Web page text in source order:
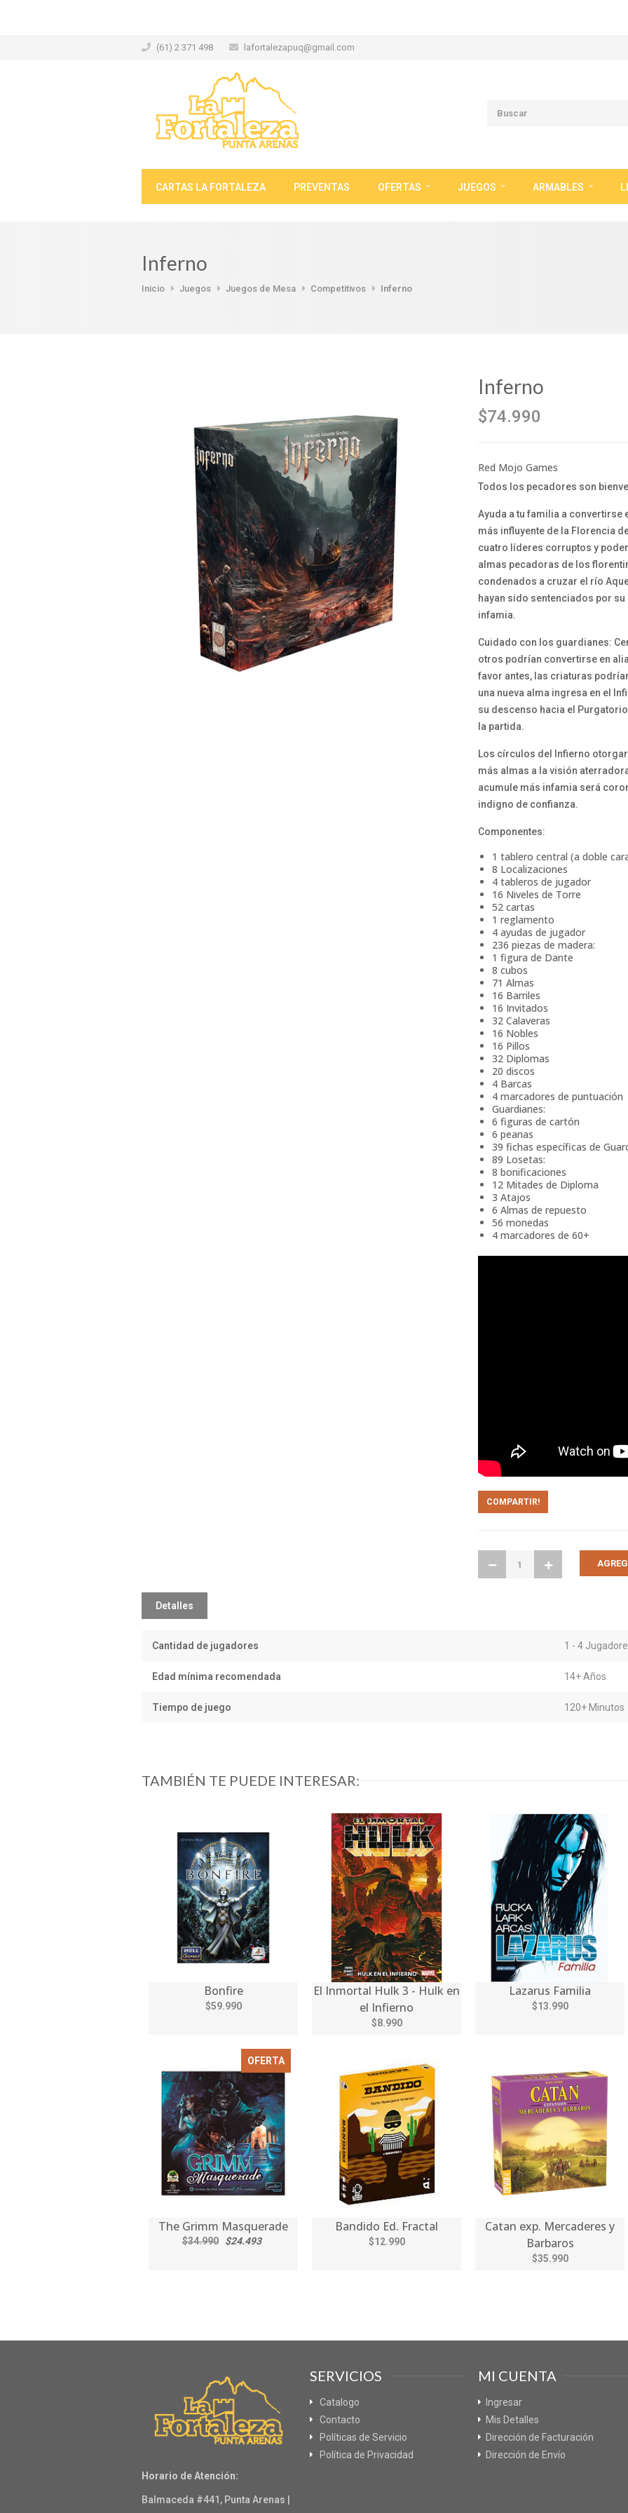
(61) 2 371 498 lafortalezapuq@gmail.com
CARTAS LA FORTALEZA PREVENTAS OFERTAS JUEGOS ARMABLES
Inferno
Inicio Juegos Juegos de Mesa Competitivos Inferno
Inferno
$74.990
Red Mojo Games
Todos los pecadores son
Ayuda a tu familia a convertirse
más influyente de la Florencia
cuatro líderes corruptos y
almas pecadoras de los
condenados a cruzar el río
hayan sido sentenciados por
infamia.
Cuidado con los guardianes:
otros podrían convertirse en
favor antes, las criaturas
una nueva alma ingresa en el
su descenso hacia el
la partida.
Los círculos del Infierno
más almas a la visión
acumule más infamia será
indigno de confianza.
Componentes:
1 tablero central (a doble
8 Localizaciones
4 tableros de jugador
16 Niveles de Torre
52 cartas
1 reglamento
4 ayudas de jugador
236 piezas de madera:
1 figura de Dante
8 cubos
71 Almas
16 Barriles
16 Invitados
32 Calaveras
16 Nobles
16 Pillos
32 Diplomas
20 discos
4 Barcas
4 marcadores de puntuación
Guardianes:
6 figuras de cartón
6 peanas
39 fichas específicas de
89 Losetas:
8 bonificaciones
12 Mitades de Diploma
3 Atajos
6 Almas de repuesto
56 monedas
4 marcadores de 60+
COMPARTIR!
Detalles
Cantidad de jugadores 1 - 4
Edad mínima recomendada 14+ Años
Tiempo de juego 120+ Minutos
TAMBIÉN TE PUEDE INTERESAR:
Bonfire
$59.990
El Inmortal Hulk 3 - Hulk en
el Infierno
$8.990
Lazarus Familia
$13.990
OFERTA
The Grimm Masquerade
$34.990 $24.493
Bandido Ed. Fractal
$12.990
Catan exp. Mercaderes y
Barbaros
$35.990
Horario de Atención:
Balmaceda #441, Punta Arenas |
SERVICIOS
Catalogo
Contacto
Políticas de Servicio
Política de Privacidad
MI CUENTA
Ingresar
Mis Detalles
Dirección de Facturación
Dirección de Envío